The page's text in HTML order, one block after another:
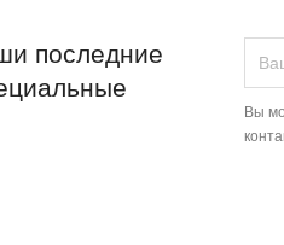
последние
Вы